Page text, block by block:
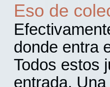
Eso de
donde entra
Todos estos
entrada.